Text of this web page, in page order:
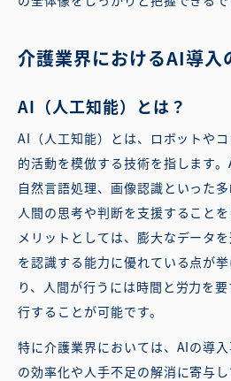
介護業界におけるAI導入
AI（人工知能）とは？
AI（人工知能）とは、ロボットや
的活動を模倣する技術を指します
自然言語処理、画像認識といった
人間の思考や判断を支援すること
メリットとしては、膨大なデータ
を認識する能力に優れている点が
り、人間が行うには時間と労力を
行することが可能です。
特に介護業界においては、AIの導
の効率化や人手不足の解消に寄与